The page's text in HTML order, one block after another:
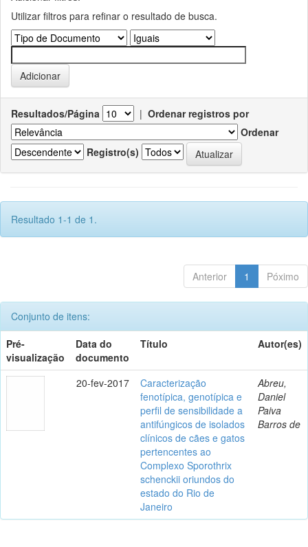
Utilizar filtros para refinar o resultado de busca.
Resultados/Página | Ordenar registros por
Ordenar
Registro(s)
Resultado 1-1 de 1.
Anterior 1 Póximo
Conjunto de itens:
Pré-
visualização
Data do
documento
Título Autor(es)
20-fev-2017
Caracterização
fenotípica, genotípica e
perfil de sensibilidade a
antifúngicos de isolados
clínicos de cães e gatos
pertencentes ao
Complexo Sporothrix
schenckii oriundos do
estado do Rio de
Janeiro
Abreu,
Daniel
Paiva
Barros de